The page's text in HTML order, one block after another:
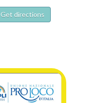
Get directions